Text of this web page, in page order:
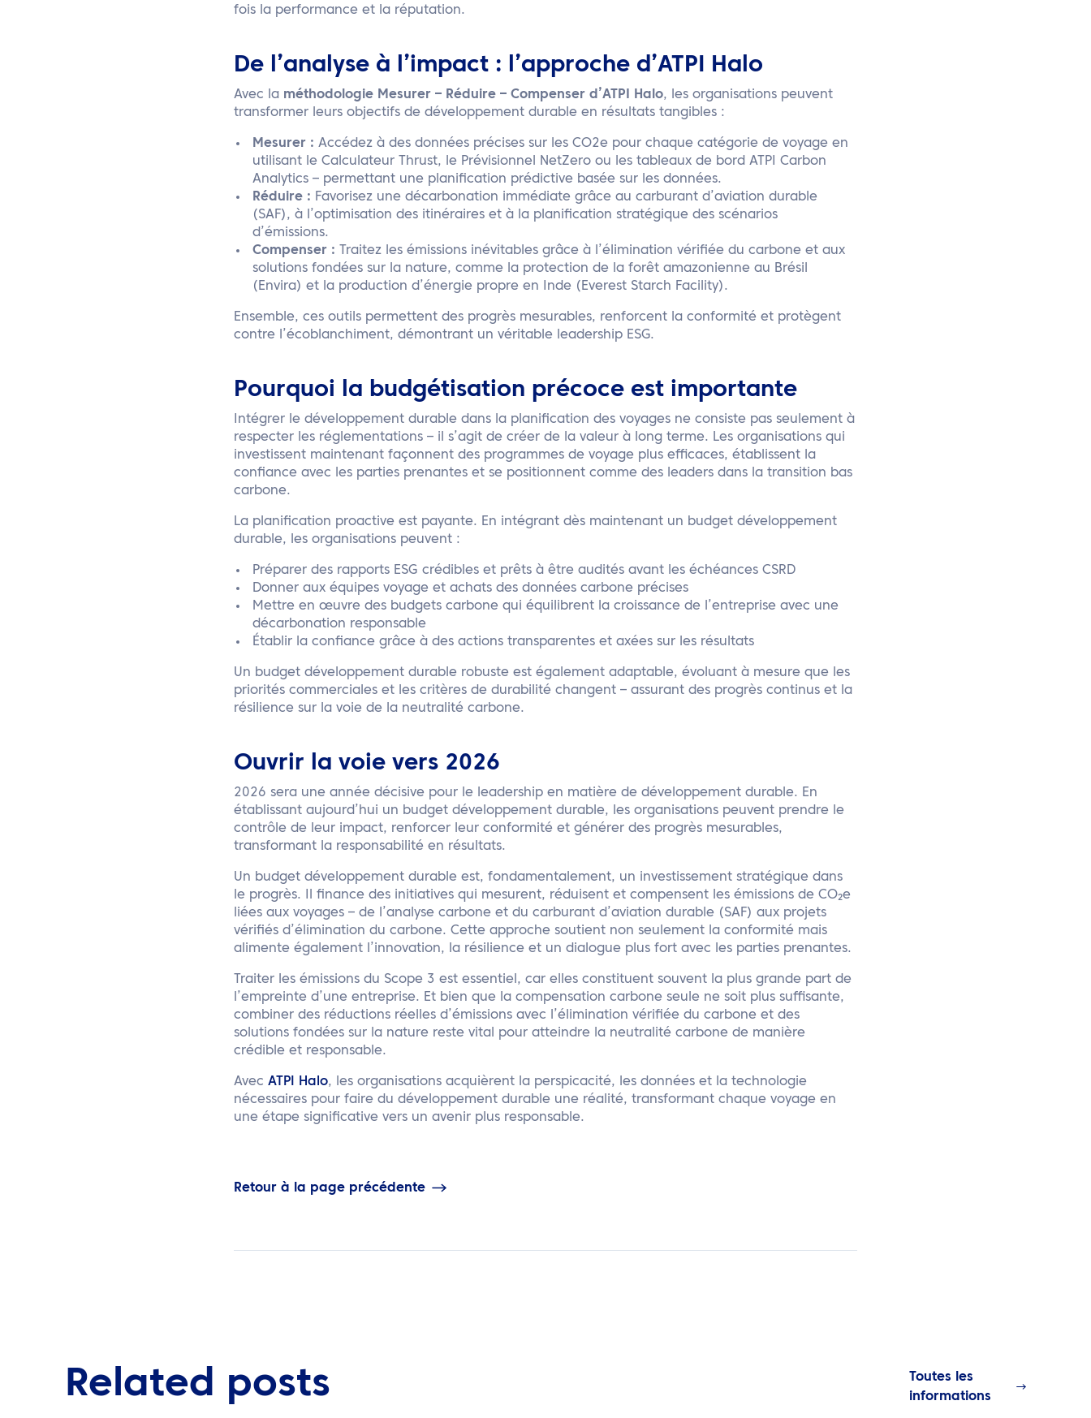
fois la performance et la réputation.
De l’analyse à l’impact : l’approche d’ATPI Halo
Avec la méthodologie Mesurer – Réduire – Compenser d’ATPI Halo, les organisations peuvent
transformer leurs objectifs de développement durable en résultats tangibles :
Mesurer : Accédez à des données précises sur les CO2e pour chaque catégorie de voyage en
utilisant le Calculateur Thrust, le Prévisionnel NetZero ou les tableaux de bord ATPI Carbon
Analytics – permettant une planification prédictive basée sur les données.
Réduire : Favorisez une décarbonation immédiate grâce au carburant d’aviation durable
(SAF), à l’optimisation des itinéraires et à la planification stratégique des scénarios
d’émissions.
Compenser : Traitez les émissions inévitables grâce à l’élimination vérifiée du carbone et aux
solutions fondées sur la nature, comme la protection de la forêt amazonienne au Brésil
(Envira) et la production d’énergie propre en Inde (Everest Starch Facility).
Ensemble, ces outils permettent des progrès mesurables, renforcent la conformité et protègent
contre l’écoblanchiment, démontrant un véritable leadership ESG.
Pourquoi la budgétisation précoce est importante
Intégrer le développement durable dans la planification des voyages ne consiste pas seulement à
respecter les réglementations – il s’agit de créer de la valeur à long terme. Les organisations qui
investissent maintenant façonnent des programmes de voyage plus efficaces, établissent la
confiance avec les parties prenantes et se positionnent comme des leaders dans la transition bas
carbone.
La planification proactive est payante. En intégrant dès maintenant un budget développement
durable, les organisations peuvent :
Préparer des rapports ESG crédibles et prêts à être audités avant les échéances CSRD
Donner aux équipes voyage et achats des données carbone précises
Mettre en œuvre des budgets carbone qui équilibrent la croissance de l’entreprise avec une
décarbonation responsable
Établir la confiance grâce à des actions transparentes et axées sur les résultats
Un budget développement durable robuste est également adaptable, évoluant à mesure que les
priorités commerciales et les critères de durabilité changent – assurant des progrès continus et la
résilience sur la voie de la neutralité carbone.
Ouvrir la voie vers 2026
2026 sera une année décisive pour le leadership en matière de développement durable. En
établissant aujourd’hui un budget développement durable, les organisations peuvent prendre le
contrôle de leur impact, renforcer leur conformité et générer des progrès mesurables,
transformant la responsabilité en résultats.
Un budget développement durable est, fondamentalement, un investissement stratégique dans
le progrès. Il finance des initiatives qui mesurent, réduisent et compensent les émissions de CO₂e
liées aux voyages – de l’analyse carbone et du carburant d’aviation durable (SAF) aux projets
vérifiés d’élimination du carbone. Cette approche soutient non seulement la conformité mais
alimente également l’innovation, la résilience et un dialogue plus fort avec les parties prenantes.
Traiter les émissions du Scope 3 est essentiel, car elles constituent souvent la plus grande part de
l’empreinte d’une entreprise. Et bien que la compensation carbone seule ne soit plus suffisante,
combiner des réductions réelles d’émissions avec l’élimination vérifiée du carbone et des
solutions fondées sur la nature reste vital pour atteindre la neutralité carbone de manière
crédible et responsable.
Avec ATPI Halo, les organisations acquièrent la perspicacité, les données et la technologie
nécessaires pour faire du développement durable une réalité, transformant chaque voyage en
une étape significative vers un avenir plus responsable.
Retour à la page précédente
Related posts
Toutes les
informations